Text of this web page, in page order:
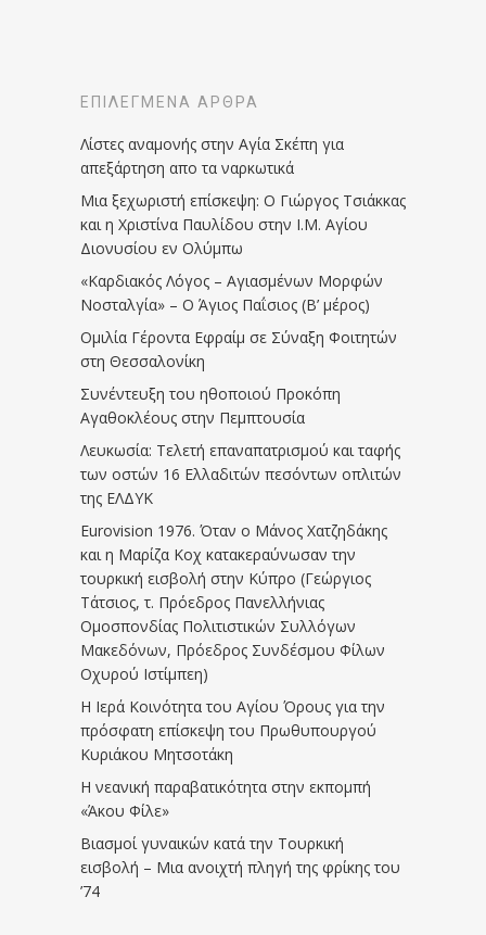
ΕΠΙΛΕΓΜΈΝΑ ΆΡΘΡΑ
Λίστες αναμονής στην Αγία Σκέπη για
απεξάρτηση απο τα ναρκωτικά
Μια ξεχωριστή επίσκεψη: Ο Γιώργος Τσιάκκας
και η Χριστίνα Παυλίδου στην Ι.Μ. Αγίου
Διονυσίου εν Ολύμπω
«Καρδιακός Λόγος – Αγιασμένων Μορφών
Νοσταλγία» – Ο Άγιος Παΐσιος (Β’ μέρος)
Ομιλία Γέροντα Εφραίμ σε Σύναξη Φοιτητών
στη Θεσσαλονίκη
Συνέντευξη του ηθοποιού Προκόπη
Αγαθοκλέους στην Πεμπτουσία
Λευκωσία: Τελετή επαναπατρισμού και ταφής
των οστών 16 Ελλαδιτών πεσόντων οπλιτών
της ΕΛΔΥΚ
Eurovision 1976. Όταν ο Μάνος Χατζηδάκης
και η Μαρίζα Κοχ κατακεραύνωσαν την
τουρκική εισβολή στην Κύπρο (Γεώργιος
Τάτσιος, τ. Πρόεδρος Πανελλήνιας
Ομοσπονδίας Πολιτιστικών Συλλόγων
Μακεδόνων, Πρόεδρος Συνδέσμου Φίλων
Οχυρού Ιστίμπεη)
Η Ιερά Κοινότητα του Αγίου Όρους για την
πρόσφατη επίσκεψη του Πρωθυπουργού
Κυριάκου Μητσοτάκη
Η νεανική παραβατικότητα στην εκπομπή
«Άκου Φίλε»
Βιασμοί γυναικών κατά την Τουρκική
εισβολή – Μια ανοιχτή πληγή της φρίκης του
’74